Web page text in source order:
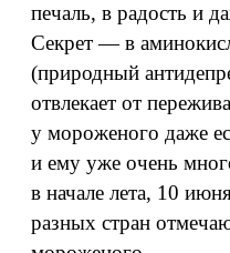
печаль, в радость и
Секрет — в
(природный
отвлекает от
у мороженого даже
и ему уже очень
в начале лета, 10
разных стран